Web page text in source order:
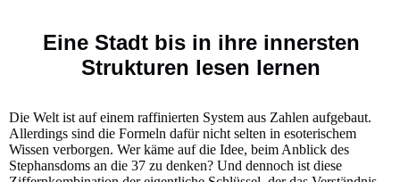
Eine Stadt bis in ihre innersten
Strukturen lesen lernen
Die Welt ist auf einem raffinierten System aus Zahlen aufgebaut.
Allerdings sind die Formeln dafür nicht selten in esoterischem
Wissen verborgen. Wer käme auf die Idee, beim Anblick des
Stephansdoms an die 37 zu denken? Und dennoch ist diese